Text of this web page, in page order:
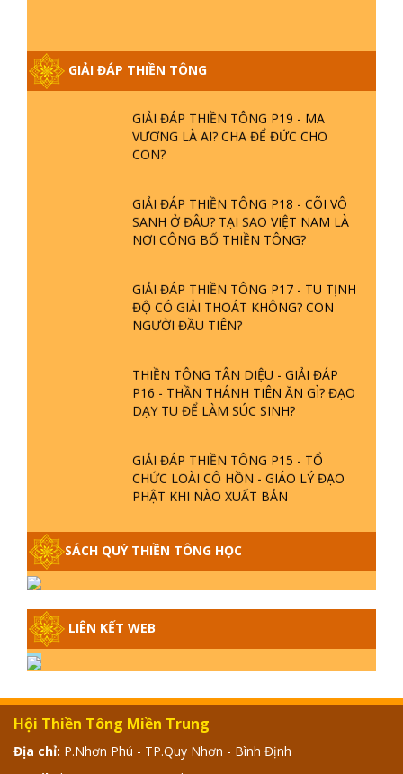
GIẢI ĐÁP THIỀN TÔNG
PHIỀN NÃO DO ĐÂU MÀ CÓ?
GIẢI ĐÁP THIỀN TÔNG P19 - MA
VƯƠNG LÀ AI? CHA ĐỂ ĐỨC CHO
CON?
GIẢI ĐÁP THIỀN TÔNG P18 - CÕI VÔ
SANH Ở ĐÂU? TẠI SAO VIỆT NAM LÀ
NƠI CÔNG BỐ THIỀN TÔNG?
GIẢI ĐÁP THIỀN TÔNG P17 - TU TỊNH
ĐỘ CÓ GIẢI THOÁT KHÔNG? CON
NGƯỜI ĐẦU TIÊN?
THIỀN TÔNG TÂN DIỆU - GIẢI ĐÁP
P16 - THẦN THÁNH TIÊN ĂN GÌ? ĐẠO
DẠY TU ĐỂ LÀM SÚC SINH?
GIẢI ĐÁP THIỀN TÔNG P15 - TỔ
CHỨC LOÀI CÔ HỒN - GIÁO LÝ ĐẠO
PHẬT KHI NÀO XUẤT BẢN
GIẢI ĐÁP THIỀN TÔNG ĐẶC BIỆT -
P14 - NGUỒN GỐC ÂM LỊCH DƯƠNG
LỊCH - TẦNG BÌNH LƯU LỚN ĐẾN
ĐÂU
GIẢI ĐÁP THIỀN TÔNG ĐẶC BIỆT -
GIẢ | TTTD
GIẢI ĐÁP THIỀN TÔNG ĐẶC BIỆT -
P12 - SỰ THẬT VỀ ĐẠI HỒNG THỦY?
TRỜI ĐÁNH THÁNH ĐÂM THẦN VẶN
HỌNG?
SÁCH QUÝ THIỀN TÔNG HỌC
LIÊN KẾT WEB
Hội Thiền Tông Miền Trung
Địa chỉ: P.Nhơn Phú - TP.Quy Nhơn - Bình Định